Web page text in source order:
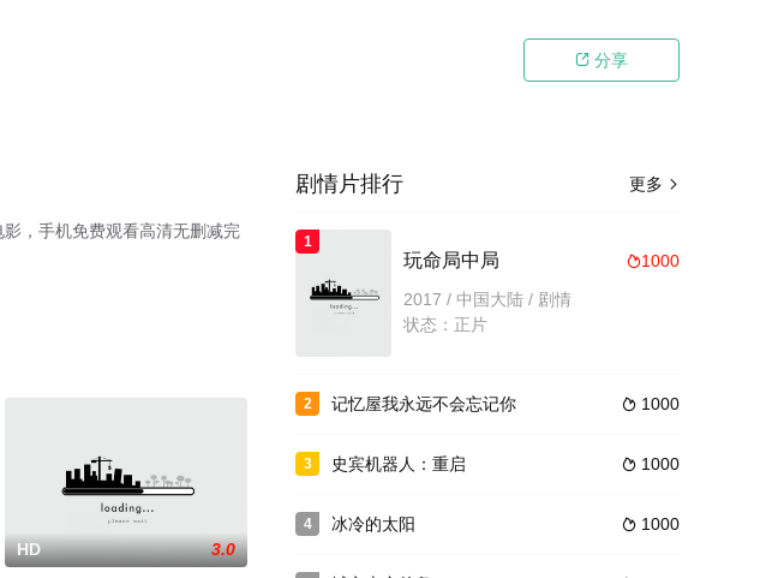
 分享
，手机免费观看高清无删减完
HD 3.0
更多 
剧情片排行
1
1000
玩命局中局
2017 / 中国大陆 / 剧情
状态：正片
2  1000
记忆屋我永远不会忘记你
3  1000
史宾机器人：重启
4  1000
冰冷的太阳